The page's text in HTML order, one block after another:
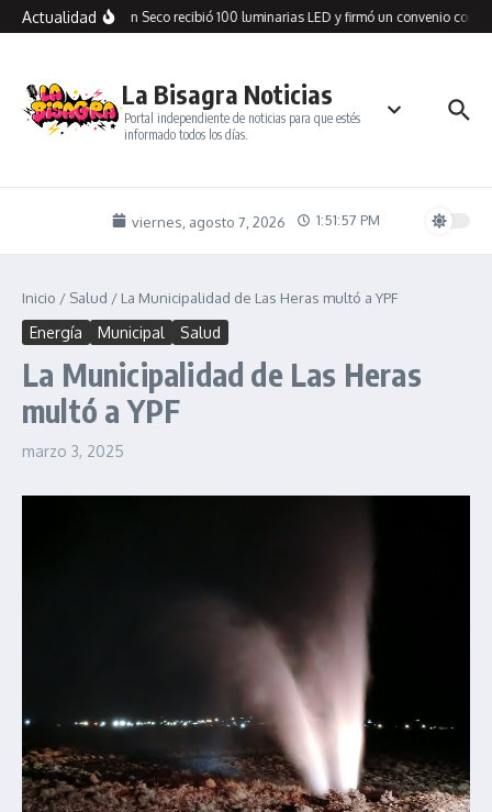
Saltar al contenido
ActualidadCañadón Seco recibió 100 luminarias LED y firmó un convenio con
La Bisagra Noticias
Portal independiente de noticias para que estés
informado todos los días.
viernes, agosto 7, 2026 1:51:58 PM
Inicio / Salud / La Municipalidad de Las Heras multó a YPF
Energía Municipal Salud
La Municipalidad de Las Heras
multó a YPF
marzo 3, 2025